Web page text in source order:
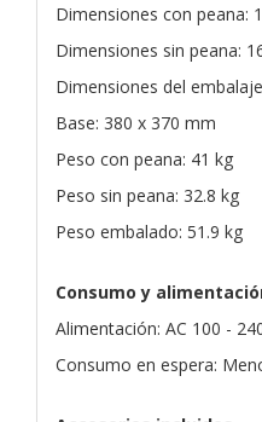
Dimensiones con peana:
Dimensiones sin peana:
Dimensiones del
Base: 380 x 370 mm
Peso con peana: 41 kg
Peso sin peana: 32.8 kg
Peso embalado: 51.9 kg
Consumo y
Alimentación: AC 100 -
Consumo en espera: